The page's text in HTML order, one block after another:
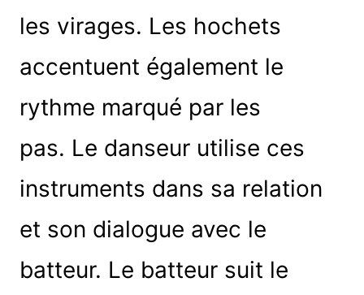
les virages. Les hochets
accentuent également le
rythme marqué par les
pas. Le danseur utilise ces
instruments dans sa relation
et son dialogue avec le
batteur. Le batteur suit le